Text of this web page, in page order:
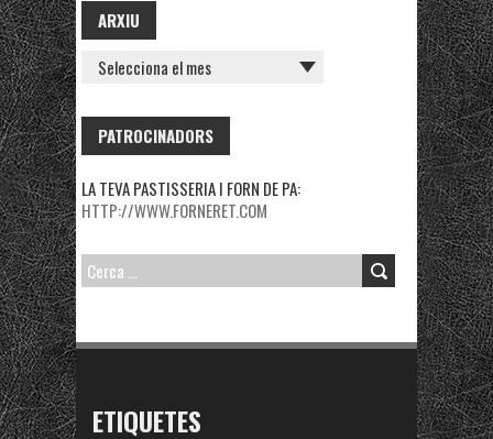
ARXIU
ARXIU
PATROCINADORS
LA TEVA PASTISSERIA I FORN DE PA:
HTTP://WWW.FORNERET.COM
CERCA:
ETIQUETES